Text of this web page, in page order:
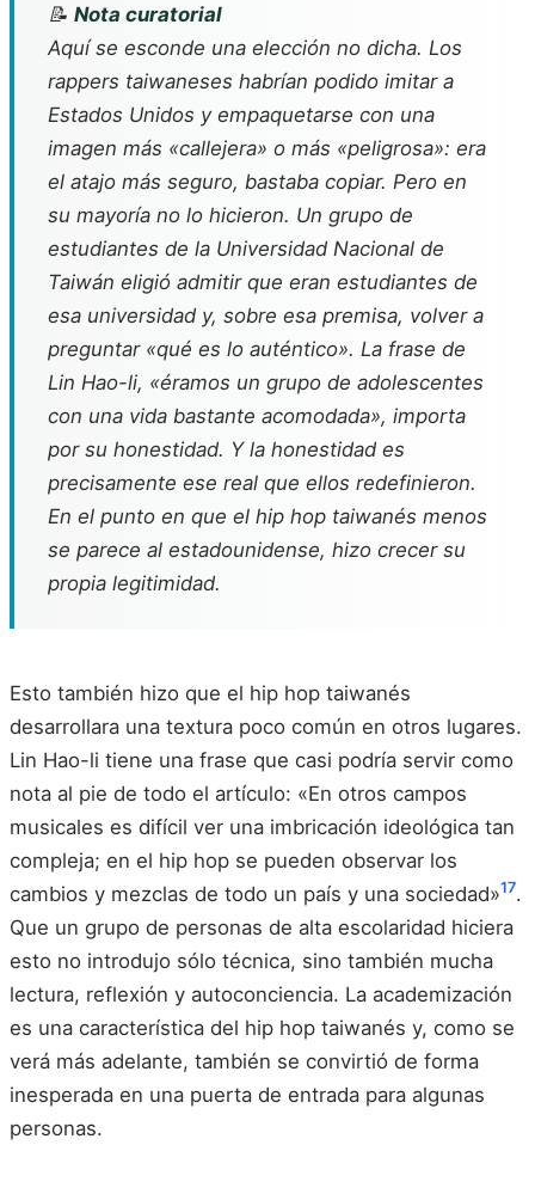
📝 Nota curatorial
Aquí se esconde una elección no dicha. Los
rappers taiwaneses habrían podido imitar a
Estados Unidos y empaquetarse con una
imagen más «callejera» o más «peligrosa»: era
el atajo más seguro, bastaba copiar. Pero en
su mayoría no lo hicieron. Un grupo de
estudiantes de la Universidad Nacional de
Taiwán eligió admitir que eran estudiantes de
esa universidad y, sobre esa premisa, volver a
preguntar «qué es lo auténtico». La frase de
Lin Hao-li, «éramos un grupo de adolescentes
con una vida bastante acomodada», importa
por su honestidad. Y la honestidad es
precisamente ese real que ellos redefinieron.
En el punto en que el hip hop taiwanés menos
se parece al estadounidense, hizo crecer su
propia legitimidad.
Esto también hizo que el hip hop taiwanés
desarrollara una textura poco común en otros lugares.
Lin Hao-li tiene una frase que casi podría servir como
nota al pie de todo el artículo: «En otros campos
musicales es difícil ver una imbricación ideológica tan
compleja; en el hip hop se pueden observar los
cambios y mezclas de todo un país y una sociedad»17.
Que un grupo de personas de alta escolaridad hiciera
esto no introdujo sólo técnica, sino también mucha
lectura, reflexión y autoconciencia. La academización
es una característica del hip hop taiwanés y, como se
verá más adelante, también se convirtió de forma
inesperada en una puerta de entrada para algunas
personas.